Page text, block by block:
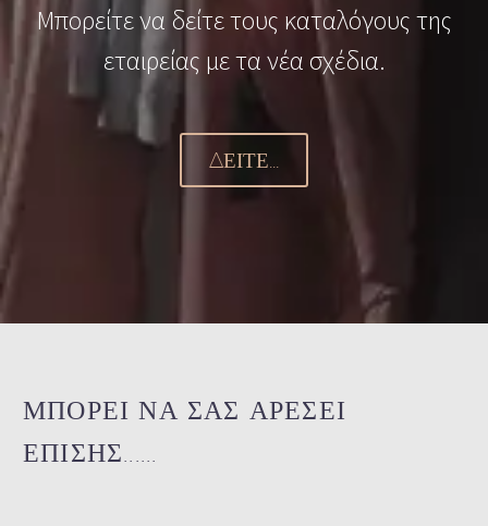
Μπορείτε να δείτε τους καταλόγους της
εταιρείας με τα νέα σχέδια.
ΔΕΊΤΕ...
ΜΠΟΡΕΙ ΝΑ ΣΑΣ ΑΡΕΣΕΙ
ΕΠΙΣΗΣ......